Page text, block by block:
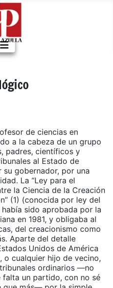
de ciencias en
a la cabeza de un grupo
padres, científicos y
al Estado de
su gobernador, por una
La “Ley para el
la Ciencia de la Creación
(1) (conocida por ley del
sido aprobada por la
en 1981, y obligaba al
del creacionismo como
Aparte del detalle
Unidos de América
o cualquier hijo de vecino,
ordinarios —no
falta un partido, con no sé